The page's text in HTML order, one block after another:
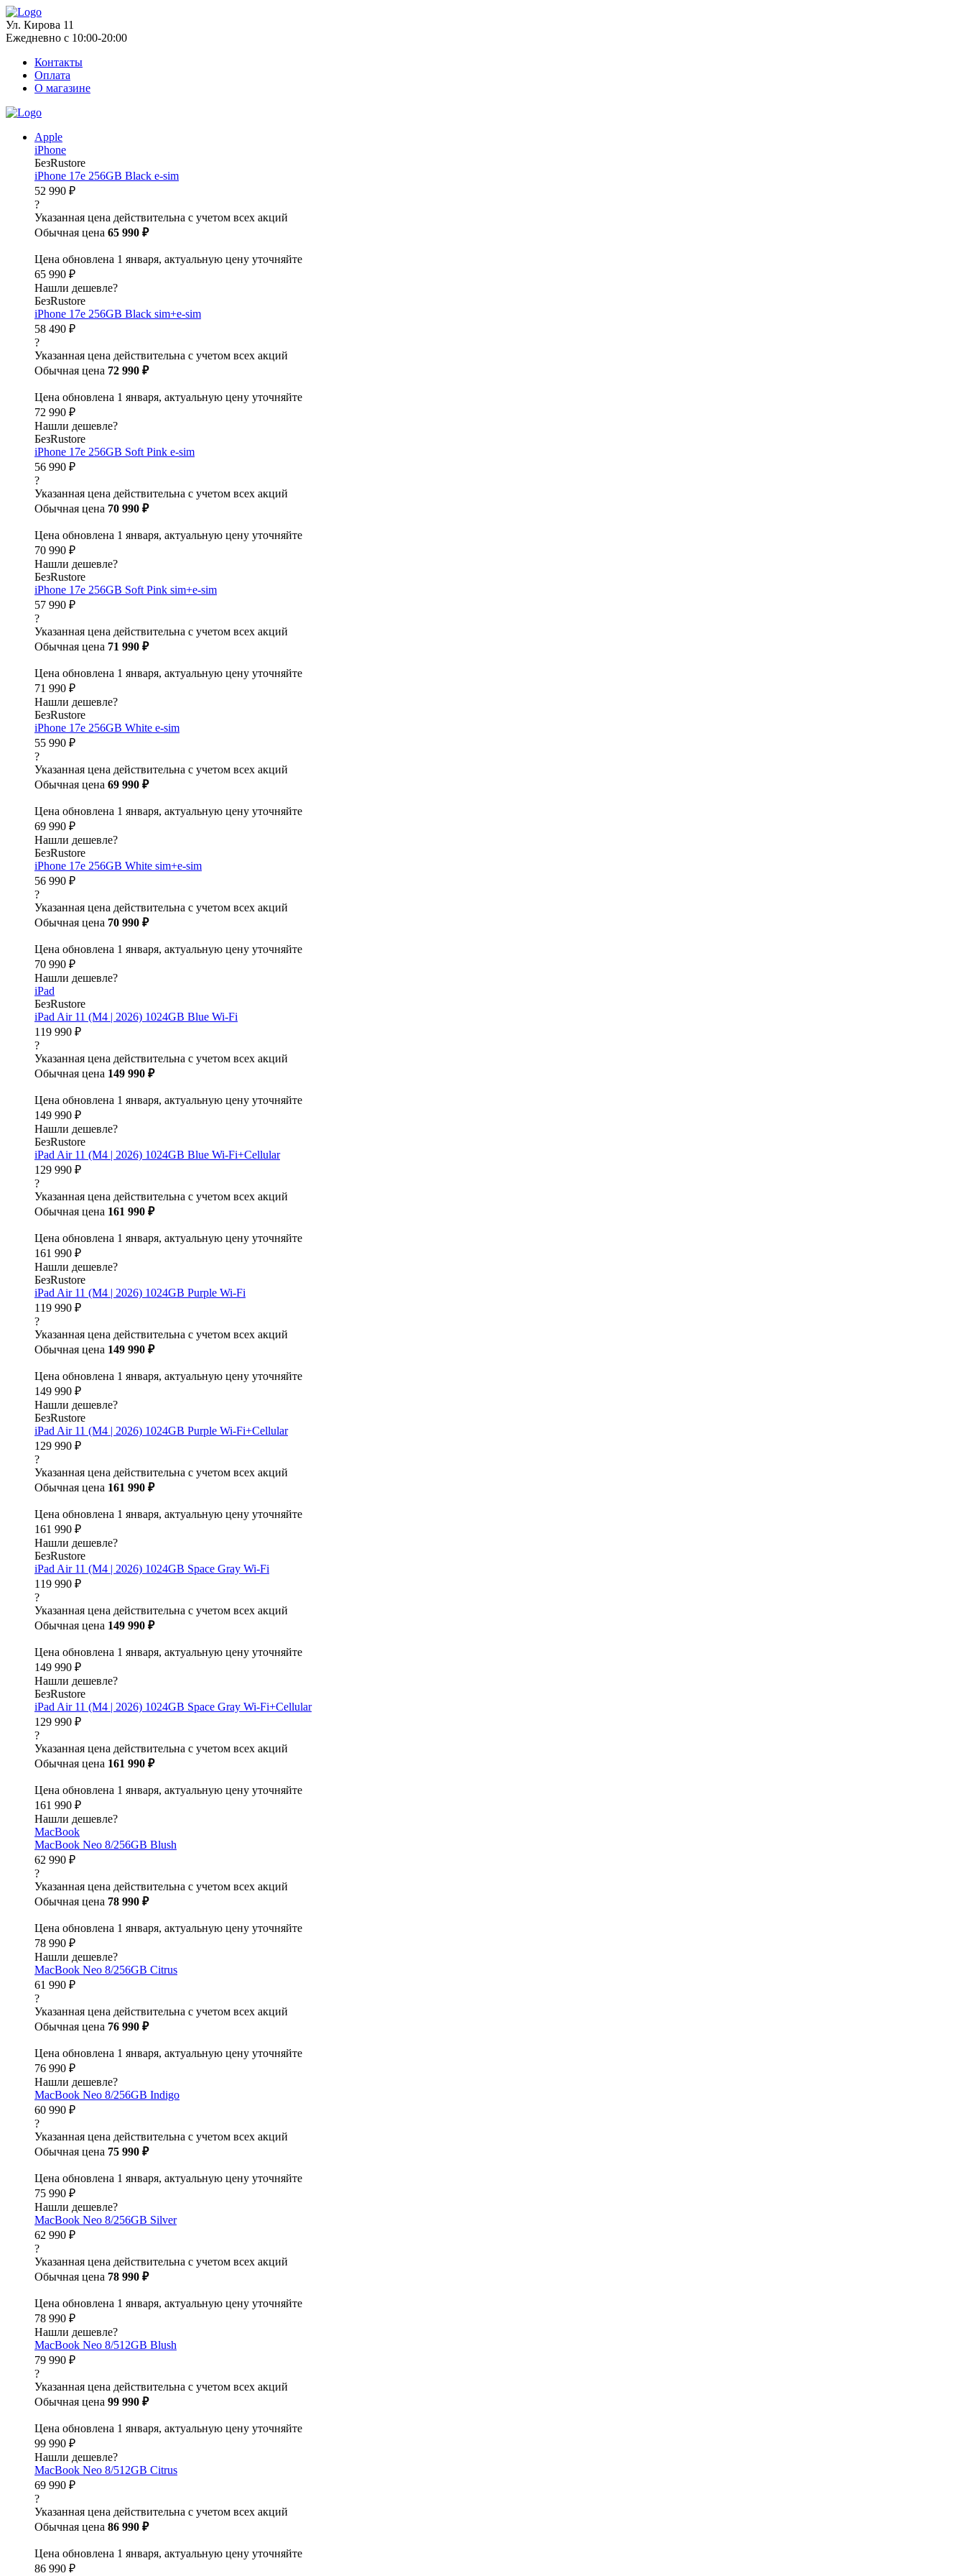
Ул. Кирова 11
Ежедневно с 10:00-20:00
Контакты
Оплата
О магазине
Apple
iPhone
БезRustore
iPhone 17e 256GB Black e-sim
52 990 ₽
?
Указанная цена действительна с учетом всех акций
Обычная цена 65 990 ₽
Цена обновлена 1 января, актуальную цену уточняйте
65 990 ₽
Нашли дешевле?
БезRustore
iPhone 17e 256GB Black sim+e-sim
58 490 ₽
?
Указанная цена действительна с учетом всех акций
Обычная цена 72 990 ₽
Цена обновлена 1 января, актуальную цену уточняйте
72 990 ₽
Нашли дешевле?
БезRustore
iPhone 17e 256GB Soft Pink e-sim
56 990 ₽
?
Указанная цена действительна с учетом всех акций
Обычная цена 70 990 ₽
Цена обновлена 1 января, актуальную цену уточняйте
70 990 ₽
Нашли дешевле?
БезRustore
iPhone 17e 256GB Soft Pink sim+e-sim
57 990 ₽
?
Указанная цена действительна с учетом всех акций
Обычная цена 71 990 ₽
Цена обновлена 1 января, актуальную цену уточняйте
71 990 ₽
Нашли дешевле?
БезRustore
iPhone 17e 256GB White e-sim
55 990 ₽
?
Указанная цена действительна с учетом всех акций
Обычная цена 69 990 ₽
Цена обновлена 1 января, актуальную цену уточняйте
69 990 ₽
Нашли дешевле?
БезRustore
iPhone 17e 256GB White sim+e-sim
56 990 ₽
?
Указанная цена действительна с учетом всех акций
Обычная цена 70 990 ₽
Цена обновлена 1 января, актуальную цену уточняйте
70 990 ₽
Нашли дешевле?
iPad
БезRustore
iPad Air 11 (M4 | 2026) 1024GB Blue Wi-Fi
119 990 ₽
?
Указанная цена действительна с учетом всех акций
Обычная цена 149 990 ₽
Цена обновлена 1 января, актуальную цену уточняйте
149 990 ₽
Нашли дешевле?
БезRustore
iPad Air 11 (M4 | 2026) 1024GB Blue Wi-Fi+Cellular
129 990 ₽
?
Указанная цена действительна с учетом всех акций
Обычная цена 161 990 ₽
Цена обновлена 1 января, актуальную цену уточняйте
161 990 ₽
Нашли дешевле?
БезRustore
iPad Air 11 (M4 | 2026) 1024GB Purple Wi-Fi
119 990 ₽
?
Указанная цена действительна с учетом всех акций
Обычная цена 149 990 ₽
Цена обновлена 1 января, актуальную цену уточняйте
149 990 ₽
Нашли дешевле?
БезRustore
iPad Air 11 (M4 | 2026) 1024GB Purple Wi-Fi+Cellular
129 990 ₽
?
Указанная цена действительна с учетом всех акций
Обычная цена 161 990 ₽
Цена обновлена 1 января, актуальную цену уточняйте
161 990 ₽
Нашли дешевле?
БезRustore
iPad Air 11 (M4 | 2026) 1024GB Space Gray Wi-Fi
119 990 ₽
?
Указанная цена действительна с учетом всех акций
Обычная цена 149 990 ₽
Цена обновлена 1 января, актуальную цену уточняйте
149 990 ₽
Нашли дешевле?
БезRustore
iPad Air 11 (M4 | 2026) 1024GB Space Gray Wi-Fi+Cellular
129 990 ₽
?
Указанная цена действительна с учетом всех акций
Обычная цена 161 990 ₽
Цена обновлена 1 января, актуальную цену уточняйте
161 990 ₽
Нашли дешевле?
MacBook
MacBook Neo 8/256GB Blush
62 990 ₽
?
Указанная цена действительна с учетом всех акций
Обычная цена 78 990 ₽
Цена обновлена 1 января, актуальную цену уточняйте
78 990 ₽
Нашли дешевле?
MacBook Neo 8/256GB Citrus
61 990 ₽
?
Указанная цена действительна с учетом всех акций
Обычная цена 76 990 ₽
Цена обновлена 1 января, актуальную цену уточняйте
76 990 ₽
Нашли дешевле?
MacBook Neo 8/256GB Indigo
60 990 ₽
?
Указанная цена действительна с учетом всех акций
Обычная цена 75 990 ₽
Цена обновлена 1 января, актуальную цену уточняйте
75 990 ₽
Нашли дешевле?
MacBook Neo 8/256GB Silver
62 990 ₽
?
Указанная цена действительна с учетом всех акций
Обычная цена 78 990 ₽
Цена обновлена 1 января, актуальную цену уточняйте
78 990 ₽
Нашли дешевле?
MacBook Neo 8/512GB Blush
79 990 ₽
?
Указанная цена действительна с учетом всех акций
Обычная цена 99 990 ₽
Цена обновлена 1 января, актуальную цену уточняйте
99 990 ₽
Нашли дешевле?
MacBook Neo 8/512GB Citrus
69 990 ₽
?
Указанная цена действительна с учетом всех акций
Обычная цена 86 990 ₽
Цена обновлена 1 января, актуальную цену уточняйте
86 990 ₽